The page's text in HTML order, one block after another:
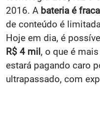
2016. A bateria é fraca
de conteúdo é
Hoje em dia, é
R$ 4 mil, o que é
estará pagando caro
ultrapassado, com